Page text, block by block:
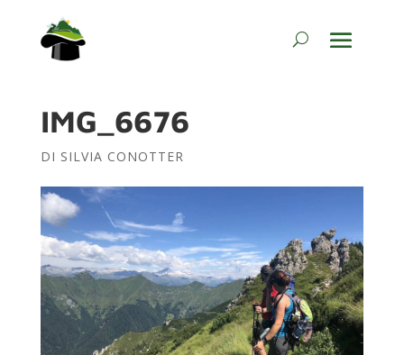
IMG_6676
DI SILVIA CONOTTER